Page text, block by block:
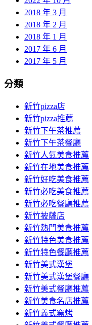
2018 年 3 月
2018 年 2 月
2018 年 1 月
2017 年 6 月
2017 年 5 月
分類
新竹pizza店
新竹pizza推薦
新竹下午茶推薦
新竹下午茶餐廳
新竹人氣美食推薦
新竹在地美食推薦
新竹好吃美食推薦
新竹必吃美食推薦
新竹必吃餐廳推薦
新竹披薩店
新竹熱門美食推薦
新竹特色美食推薦
新竹特色餐廳推薦
新竹美式漢堡
新竹美式漢堡餐廳
新竹美式餐廳推薦
新竹美食名店推薦
新竹義式窯烤